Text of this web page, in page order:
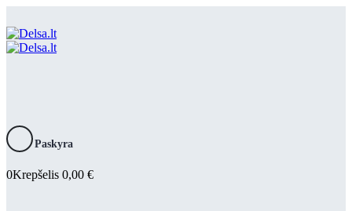
Paskyra
0Krepšelis 0,00 €